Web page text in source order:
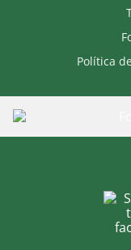
Política